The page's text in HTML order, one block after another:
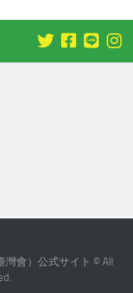
會）公式サイト © All